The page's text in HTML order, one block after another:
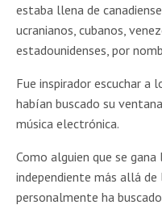
estaba llena de
ucranianos, cubanos,
estadounidenses, por
Fue inspirador escuchar a
habían buscado su
música electrónica.
Como alguien que se
independiente más allá
personalmente ha